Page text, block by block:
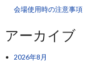
会場使用時の注意事項
アーカイブ
2026年8月